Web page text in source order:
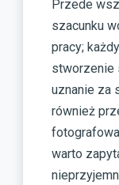
Przede
szacunku
pracy;
stworzenie
uznanie za
również
warto